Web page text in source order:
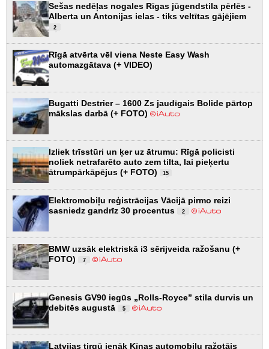
Sešas nedēļas nogales Rīgas jūgendstila pērlēs -
Alberta un Antonijas ielas - tiks veltītas gājējiem
2
Rīgā atvērta vēl viena Neste Easy Wash
automazgātava (+ VIDEO)
Bugatti Destrier – 1600 Zs jaudīgais Bolide pārtop
mākslas darbā (+ FOTO)
Izliek trīsstūri un ķer uz ātrumu: Rīgā policisti
noliek netrafarēto auto zem tilta, lai pieķertu
ātrumpārkāpējus (+ FOTO)
15
Elektromobiļu reģistrācijas Vācijā pirmo reizi
sasniedz gandrīz 30 procentus
2
BMW uzsāk elektriskā i3 sērijveida ražošanu (+
FOTO)
7
Genesis GV90 iegūs „Rolls-Royce” stila durvis un
debitēs augustā
5
Latvijas tirgū ienāk Ķīnas automobiļu ražotājs